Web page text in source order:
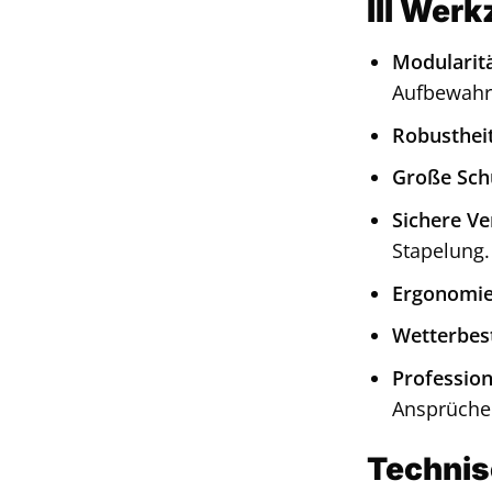
III
Große
Sichere
Stapelung.